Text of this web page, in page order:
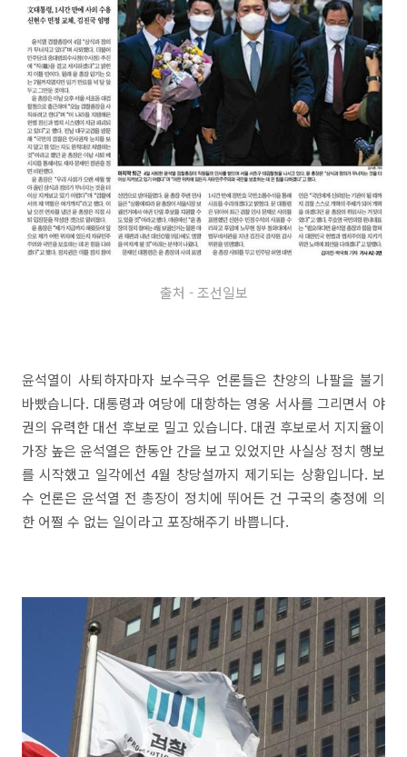
출처 - 조선일보
윤석열이 사퇴하자마자 보수극우 언론들은 찬양의 나팔을 불기
바빴습니다. 대통령과 여당에 대항하는 영웅 서사를 그리면서 야
권의 유력한 대선 후보로 밀고 있습니다. 대권 후보로서 지지율이
가장 높은 윤석열은 한동안 간을 보고 있었지만 사실상 정치 행보
를 시작했고 일각에선 4월 창당설까지 제기되는 상황입니다. 보
수 언론은 윤석열 전 총장이 정치에 뛰어든 건 구국의 충정에 의
한 어쩔 수 없는 일이라고 포장해주기 바쁩니다.